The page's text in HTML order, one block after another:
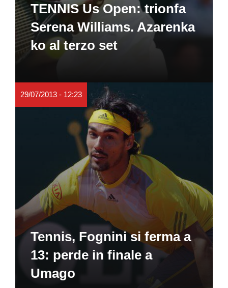
TENNIS Us Open: trionfa
Serena Williams. Azarenka
ko al terzo set
29/07/2013 - 12:23
Tennis, Fognini si ferma a
13: perde in finale a
Umago